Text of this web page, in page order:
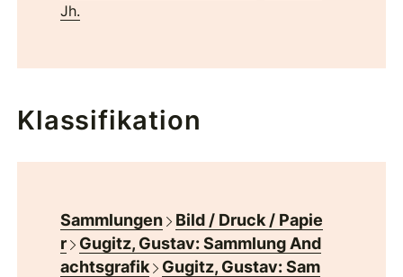
Jh.
Klassifikation
Sammlungen
Bild / Druck / Papie
r
Gugitz, Gustav: Sammlung And
achtsgrafik
Gugitz, Gustav: Sam